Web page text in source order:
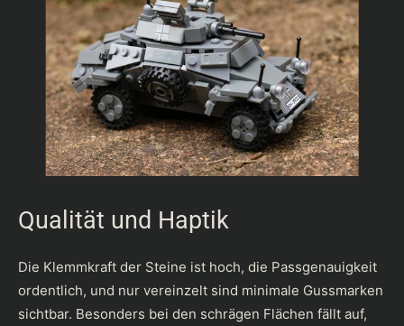
Qualität und Haptik
Die Klemmkraft der Steine ist hoch, die Passgenauigkeit
ordentlich, und nur vereinzelt sind minimale Gussmarken
sichtbar. Besonders bei den schrägen Flächen fällt auf,